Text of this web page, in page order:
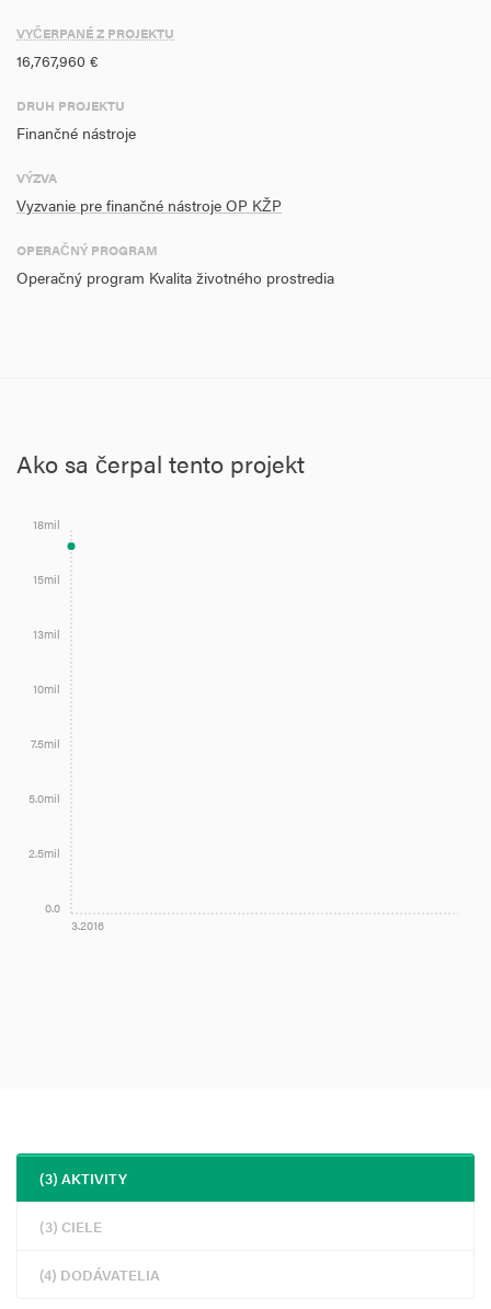
VYČERPANÉ Z PROJEKTU
16,767,960 €
DRUH PROJEKTU
Finančné nástroje
VÝZVA
Vyzvanie pre finančné nástroje OP KŽP
OPERAČNÝ PROGRAM
Operačný program Kvalita životného prostredia
Ako sa čerpal tento projekt
3.2016
0.0
2.5mil
5.0mil
7.5mil
10mil
13mil
15mil
18mil
(3) AKTIVITY
(3) CIELE
(4) DODÁVATELIA